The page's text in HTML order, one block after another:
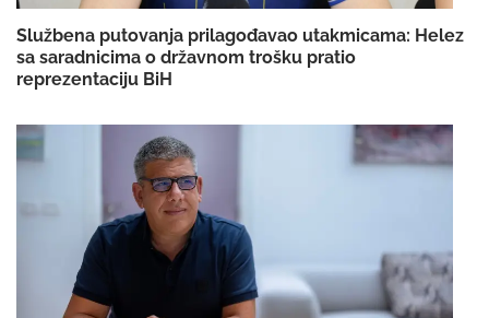
Službena putovanja prilagođavao utakmicama: Helez
sa saradnicima o državnom trošku pratio
reprezentaciju BiH